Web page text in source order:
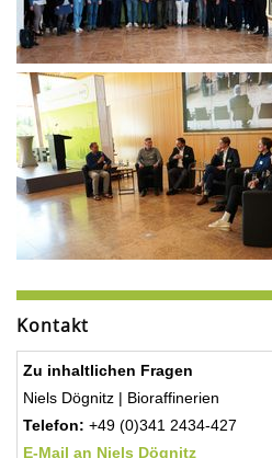
Kontakt
Zu inhaltlichen Fragen
Niels Dögnitz | Bioraffinerien
Telefon: +49 (0)341 2434-427
E-Mail an Niels Dögnitz